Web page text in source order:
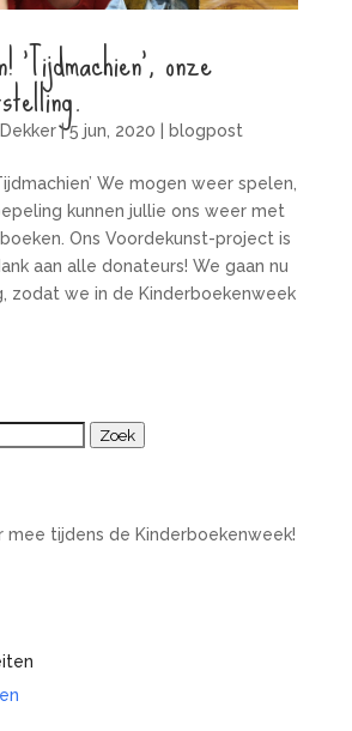
onze
|5 jun, 2020 blogpost
We mogen weer spelen,
kunnen jullie ons weer met
Ons Voordekunst-project is
aan alle donateurs! We gaan nu
zodat we in de Kinderboekenweek
Zoek
mee tijdens de Kinderboekenweek!